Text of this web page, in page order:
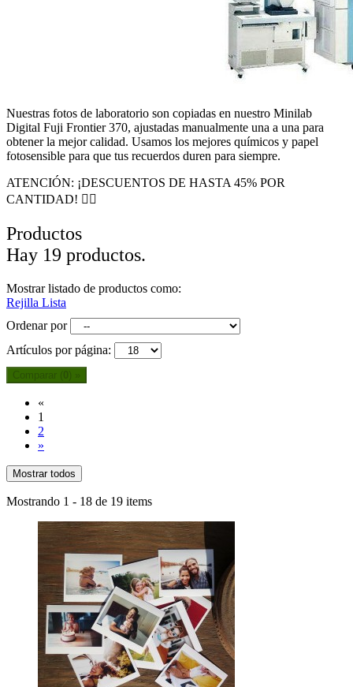
Nuestras fotos de laboratorio son copiadas en nuestro Minilab
Digital Fuji Frontier 370, ajustadas manualmente una a una para
obtener la mejor calidad. Usamos los mejores químicos y papel
fotosensible para que tus recuerdos duren para siempre.
ATENCIÓN: ¡DESCUENTOS DE HASTA 45% POR
CANTIDAD! 👍🏿
Productos
Hay 19 productos.
Mostrar listado de productos como:
Rejilla Lista
Ordenar por
Artículos por página:
Comparar ( 0 ) »
«
1
2
»
Mostrar todos
Mostrando 1 - 18 de 19 items